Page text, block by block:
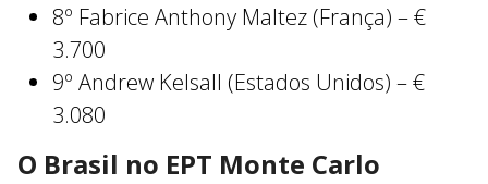
8º Fabrice Anthony Maltez (França) – €
3.700
9º Andrew Kelsall (Estados Unidos) – €
3.080
O Brasil no EPT Monte Carlo